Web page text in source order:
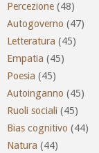
Percezione (48)
Autogoverno (47)
Letteratura (45)
Empatia (45)
Poesia (45)
Autoinganno (45)
Ruoli sociali (45)
Bias cognitivo (44)
Natura (44)